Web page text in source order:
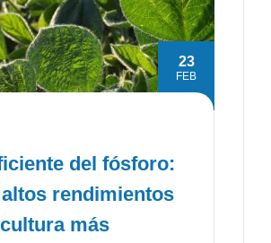
23
FEB
del fósforo:
rendimientos
más